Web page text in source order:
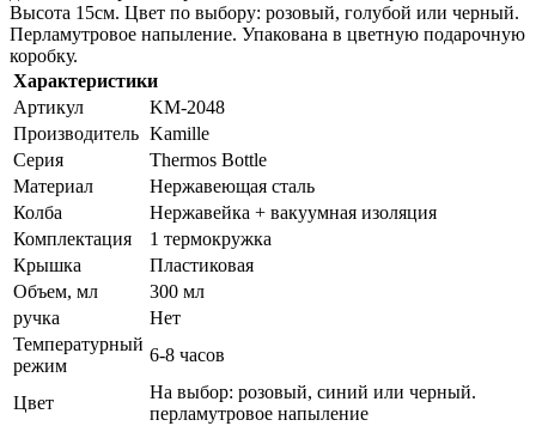
Высота 15см. Цвет по выбору: розовый, голубой или черный.
Перламутровое напыление. Упакована в цветную подарочную
коробку.
Характеристики
Артикул
KM-2048
Производитель Kamille
Серия
Thermos Bottle
Материал
Нержавеющая сталь
Колба
Нержавейка + вакуумная изоляция
Комплектация
1 термокружка
Крышка
Пластиковая
Объем, мл
300 мл
ручка
Нет
Температурный
режим
6-8 часов
Цвет
На выбор: розовый, синий или черный.
перламутровое напыление